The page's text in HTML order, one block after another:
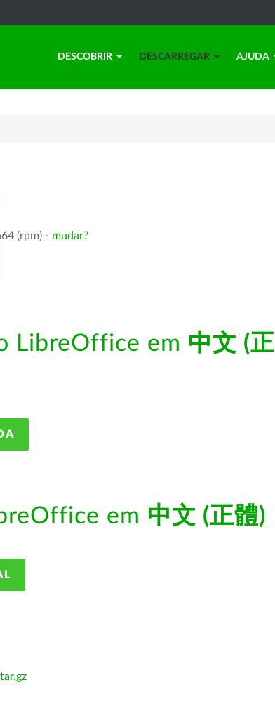
DESCOBRIR DESCARREGAR AJUDA
(rpm) - mudar?
LibreOffice em 中文 (正
em 中文 (正體)